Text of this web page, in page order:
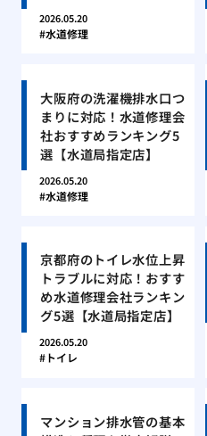
2026.05.20
水道修理
大阪府の洗濯機排水口つ
まりに対応！水道修理会
社おすすめランキング5
選【水道局指定店】
2026.05.20
水道修理
京都府のトイレ水位上昇
トラブルに対応！おすす
め水道修理会社ランキン
グ5選【水道局指定店】
2026.05.20
トイレ
マンション排水管の基本